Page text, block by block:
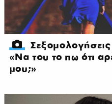
«Να του το πω ότι
μου;»